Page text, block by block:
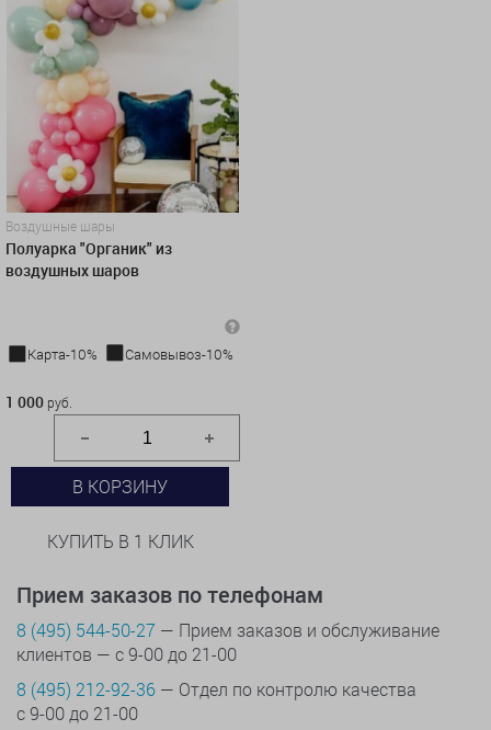
Воздушные шары
Полуарка "Органик" из
воздушных шаров
Карта-10%
Самовывоз-10%
1 000 руб.
В КОРЗИНУ
КУПИТЬ В 1 КЛИК
Прием заказов по телефонам
8 (495) 544-50-27 — Прием заказов и обслуживание
клиентов — с 9-00 до 21-00
8 (495) 212-92-36 — Отдел по контролю качества
с 9-00 до 21-00